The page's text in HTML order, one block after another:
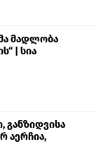
მადლობა
| სია
განზიდვისა
აერჩია,